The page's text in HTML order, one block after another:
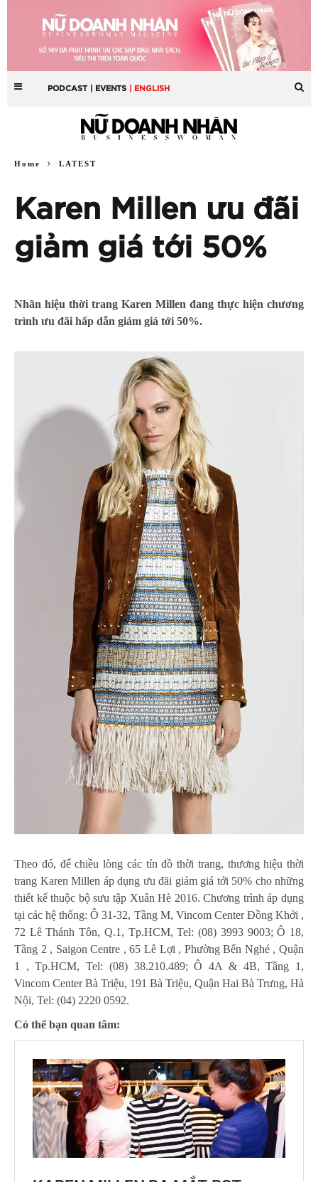
PODCAST | EVENTS | ENGLISH
Home LATEST
Karen Millen ưu đãi
giảm giá tới 50%
Nhãn hiệu thời trang Karen Millen đang thực hiện chương
trình ưu đãi hấp dẫn giảm giá tới 50%.
Theo đó, để chiều lòng các tín đồ thời trang, thương hiệu thời
trang Karen Millen áp dụng ưu đãi giảm giá tới 50% cho những
thiết kế thuộc bộ sưu tập Xuân Hè 2016. Chương trình áp dụng
tại các hệ thống: Ô 31-32, Tầng M, Vincom Center Đồng Khởi ,
72 Lê Thánh Tôn, Q.1, Tp.HCM, Tel: (08) 3993 9003; Ô 18,
Tầng 2 , Saigon Centre , 65 Lê Lợi , Phường Bến Nghé , Quận
1 , Tp.HCM, Tel: (08) 38.210.489; Ô 4A & 4B, Tầng 1,
Vincom Center Bà Triệu, 191 Bà Triệu, Quận Hai Bà Trưng, Hà
Nội, Tel: (04) 2220 0592.
Có thể bạn quan tâm: